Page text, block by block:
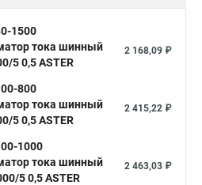
1500
тока шинный
5 0,5 ASTER
2 168,09 ₽
800
тока шинный
5 0,5 ASTER
2 415,22 ₽
1000
тока шинный
5 0,5 ASTER
2 463,03 ₽